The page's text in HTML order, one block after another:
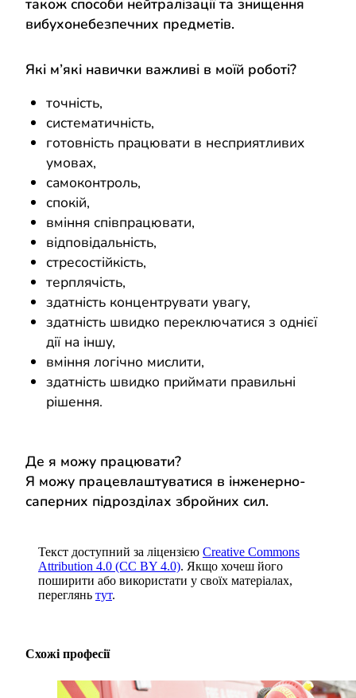
також способи нейтралізації та знищення
вибухонебезпечних предметів.
Які м’які навички важливі в моїй роботі?
точність,
систематичність,
готовність працювати в несприятливих
умовах,
самоконтроль,
спокій,
вміння співпрацювати,
відповідальність,
стресостійкість,
терплячість,
здатність концентрувати увагу,
здатність швидко переключатися з однієї
дії на іншу,
вміння логічно мислити,
здатність швидко приймати правильні
рішення.
Де я можу працювати?
Я можу працевлаштуватися в інженерно-
саперних підрозділах збройних сил.
Текст доступний за ліцензією Creative Commons
Attribution 4.0 (CC BY 4.0). Якщо хочеш його
поширити або використати у своїх матеріалах,
переглянь тут.
Схожі професії